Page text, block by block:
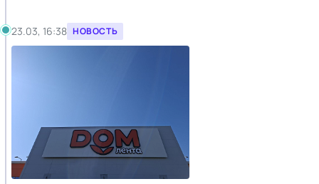
23.03, 16:38 НОВОСТЬ